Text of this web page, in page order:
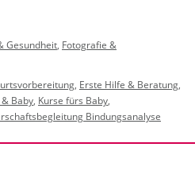
Gesundheit, Fotografie &
, Erste Hilfe & Beratung,
Baby, Kurse fürs Baby,
Bindungsanalyse